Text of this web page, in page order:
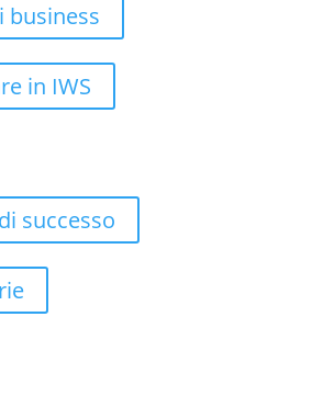
business
in IWS
successo